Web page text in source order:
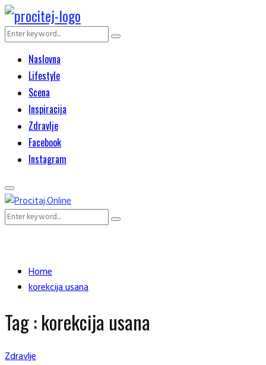
Search
Search
Naslovna
Lifestyle
Scena
Inspiracija
Zdravlje
Facebook
Instagram
Primary
Menu
Search
Search
Home
korekcija usana
Tag : korekcija usana
Zdravlje